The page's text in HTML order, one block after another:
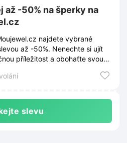
až -50% na šperky na
najdete vybrané
až -50%. Nenechte si ujít
příležitost a obohaťte svou
slevu